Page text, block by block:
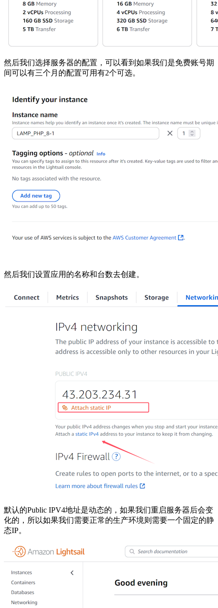
然后我们选择服务器的配置，可以看到如果我们是免费账号期
间可以有三个月的配置可用有2个可选。
然后我们设置应用的名称和台数去创建。
默认的Public IPV4地址是动态的，如果我们重启服务器后会变
化的，所以如果我们需要正常的生产环境则需要一个固定的静
态IP。